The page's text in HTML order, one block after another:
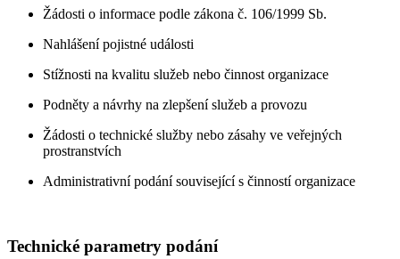
Žádosti o informace podle zákona č. 106/1999 Sb.
Nahlášení pojistné události
Stížnosti na kvalitu služeb nebo činnost organizace
Podněty a návrhy na zlepšení služeb a provozu
Žádosti o technické služby nebo zásahy ve veřejných
prostranstvích
Administrativní podání související s činností organizace
Technické parametry podání